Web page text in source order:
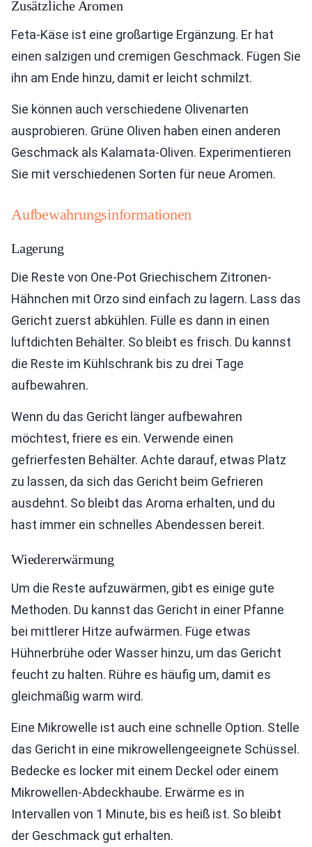
Zusätzliche Aromen
Feta-Käse ist eine großartige Ergänzung. Er hat
einen salzigen und cremigen Geschmack. Fügen Sie
ihn am Ende hinzu, damit er leicht schmilzt.
Sie können auch verschiedene Olivenarten
ausprobieren. Grüne Oliven haben einen anderen
Geschmack als Kalamata-Oliven. Experimentieren
Sie mit verschiedenen Sorten für neue Aromen.
Aufbewahrungsinformationen
Lagerung
Die Reste von One-Pot Griechischem Zitronen-
Hähnchen mit Orzo sind einfach zu lagern. Lass das
Gericht zuerst abkühlen. Fülle es dann in einen
luftdichten Behälter. So bleibt es frisch. Du kannst
die Reste im Kühlschrank bis zu drei Tage
aufbewahren.
Wenn du das Gericht länger aufbewahren
möchtest, friere es ein. Verwende einen
gefrierfesten Behälter. Achte darauf, etwas Platz
zu lassen, da sich das Gericht beim Gefrieren
ausdehnt. So bleibt das Aroma erhalten, und du
hast immer ein schnelles Abendessen bereit.
Wiedererwärmung
Um die Reste aufzuwärmen, gibt es einige gute
Methoden. Du kannst das Gericht in einer Pfanne
bei mittlerer Hitze aufwärmen. Füge etwas
Hühnerbrühe oder Wasser hinzu, um das Gericht
feucht zu halten. Rühre es häufig um, damit es
gleichmäßig warm wird.
Eine Mikrowelle ist auch eine schnelle Option. Stelle
das Gericht in eine mikrowellengeeignete Schüssel.
Bedecke es locker mit einem Deckel oder einem
Mikrowellen-Abdeckhaube. Erwärme es in
Intervallen von 1 Minute, bis es heiß ist. So bleibt
der Geschmack gut erhalten.